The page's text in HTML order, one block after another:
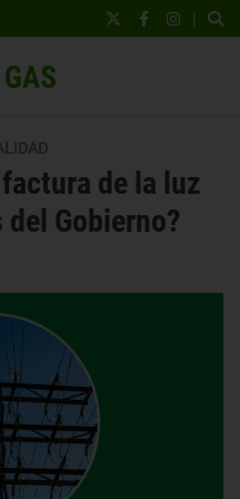
|
de la luz
Gobierno?